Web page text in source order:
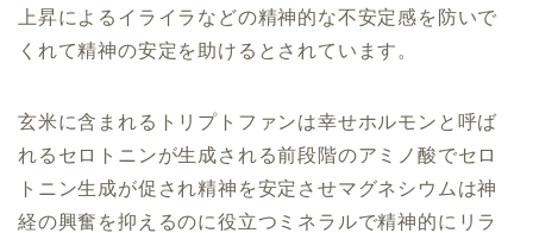
上昇によるイライラなどの精神的な不安定感を防いで
くれて精神の安定を助けるとされています。
玄米に含まれるトリプトファンは幸せホルモンと呼ば
れるセロトニンが生成される前段階のアミノ酸でセロ
トニン生成が促され精神を安定させマグネシウムは神
経の興奮を抑えるのに役立つミネラルで精神的にリラ